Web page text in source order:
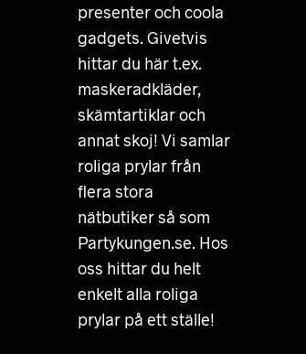
presenter och coola
gadgets. Givetvis
hittar du här t.ex.
maskeradkläder,
skämtartiklar och
annat skoj! Vi samlar
roliga prylar från
flera stora
nätbutiker så som
Partykungen.se. Hos
oss hittar du helt
enkelt alla roliga
prylar på ett ställe!